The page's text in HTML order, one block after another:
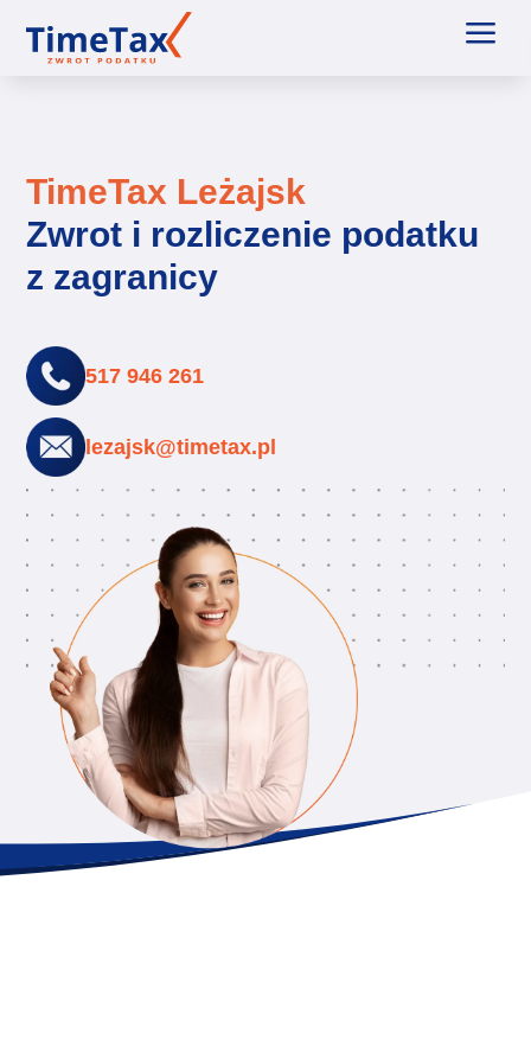
a
TimeTax Leżajsk
Zwrot i rozliczenie podatku
z zagranicy
517 946 261
lezajsk@timetax.pl